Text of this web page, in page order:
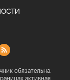
обязательна.